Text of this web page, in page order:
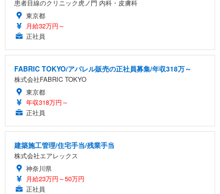
患者目線のクリニック虎ノ門 内科・皮膚科
東京都
月給32万円～
正社員
FABRIC TOKYO/アパレル販売の正社員募集/年収318万～
株式会社FABRIC TOKYO
東京都
年収318万円～
正社員
建築施工管理/住宅手当/残業手当
株式会社エアレックス
神奈川県
月給23万円～50万円
正社員